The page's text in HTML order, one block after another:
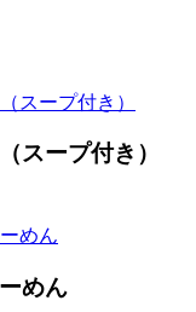
スープ付き）
めん